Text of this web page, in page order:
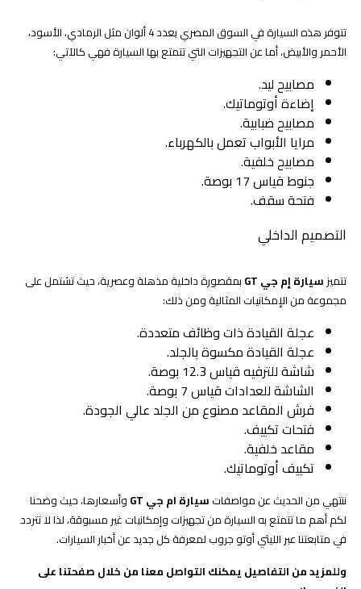
تتوفر هذه السيارة في السوق المصري بعدد 4 ألوان مثل الرمادي، الأسود،
الأحمر والأبيض، أما عن التجهيزات التي تتمتع بها السيارة فهي كالآتي:
مصابيح ليد.
إضاءة أوتوماتيك.
مصابيح ضبابية.
مرايا الأبواب تعمل بالكهرباء.
مصابيح خلفية.
جنوط قياس 17 بوصة.
فتحة سقف.
التصميم الداخلي
تتميز سيارة إم جي GT
بمقصورة داخلية مذهلة وعصرية، حيث تشتمل على
مجموعة من الإمكانيات المثالية ومن ذلك:
عجلة القيادة ذات وظائف متعددة.
عجلة القيادة مكسوة بالجلد.
شاشة للترفيه قياس 12.3 بوصة.
الشاشة للعدادات قياس 7 بوصة.
فرش المقاعد مصنوع من الجلد عالي الجودة.
فتحات تكييف.
مقاعد خلفية.
تكييف أوتوماتيك.
ننتهي من الحديث عن مواصفات سيارة ام جي GT
وأسعارها، حيث وضحنا
لكم أهم ما تتمتع به السيارة من تجهيزات وإمكانيات غير مسبوقة، لذا لا تتردد
في متابعتنا عبر الليثي أوتو جروب لمعرفة كل جديد عن أخبار السيارات.
وللمزيد من التفاصيل يمكنك التواصل معنا من خلال صفحتنا على